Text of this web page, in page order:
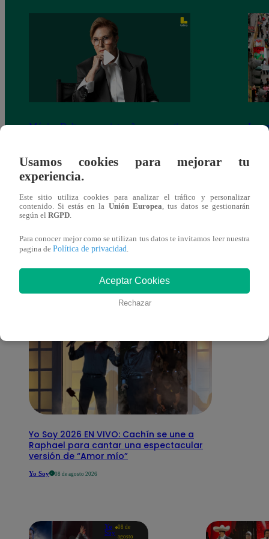
Mónica Delta, por quinto año consecutivo,
La
También te puede
interesar
Yo Soy 2026 EN VIVO: Cachín se une a
Raphael para cantar una espectacular
versión de “Amor mío”
Yo Soy 08 de agosto 2026
Yo
Soy
08 de
agosto
Usamos cookies para mejorar tu
experiencia.
Este sitio utiliza cookies para analizar el tráfico y personalizar
contenido. Si estás en la Unión Europea, tus datos se gestionarán
según el RGPD.
Para conocer mejor como se utilizan tus datos te invitamos leer nuestra
pagina de Política de privacidad.
Aceptar Cookies
Rechazar